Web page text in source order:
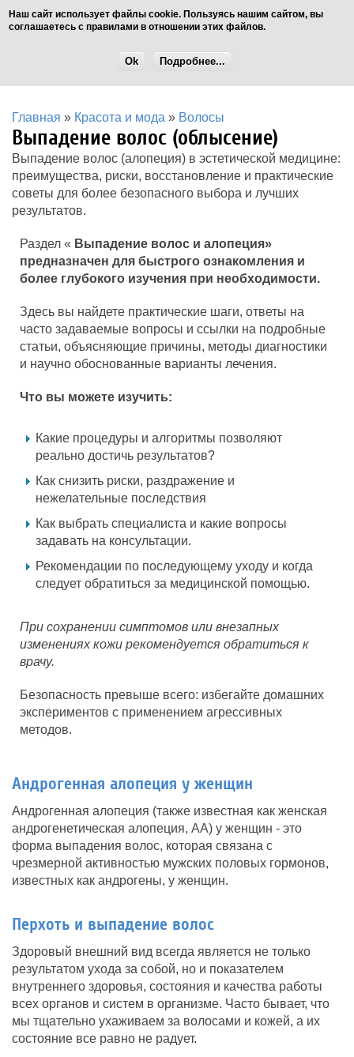
Наш сайт использует файлы cookie. Пользуясь нашим сайтом, вы
соглашаетесь с правилами в отношении этих файлов.
Ok Подробнее...
Главная » Красота и мода » Волосы
Выпадение волос (облысение)
Выпадение волос (алопеция) в эстетической медицине:
преимущества, риски, восстановление и практические
советы для более безопасного выбора и лучших
результатов.
Раздел « Выпадение волос и алопеция»
предназначен для быстрого ознакомления и
более глубокого изучения при необходимости.
Здесь вы найдете практические шаги, ответы на
часто задаваемые вопросы и ссылки на подробные
статьи, объясняющие причины, методы диагностики
и научно обоснованные варианты лечения.
Что вы можете изучить:
Какие процедуры и алгоритмы позволяют
реально достичь результатов?
Как снизить риски, раздражение и
нежелательные последствия
Как выбрать специалиста и какие вопросы
задавать на консультации.
Рекомендации по последующему уходу и когда
следует обратиться за медицинской помощью.
При сохранении симптомов или внезапных
изменениях кожи рекомендуется обратиться к
врачу.
Безопасность превыше всего: избегайте домашних
экспериментов с применением агрессивных
методов.
Андрогенная алопеция у женщин
Андрогенная алопеция (также известная как женская
андрогенетическая алопеция, АА) у женщин - это
форма выпадения волос, которая связана с
чрезмерной активностью мужских половых гормонов,
известных как андрогены, у женщин.
Перхоть и выпадение волос
Здоровый внешний вид всегда является не только
результатом ухода за собой, но и показателем
внутреннего здоровья, состояния и качества работы
всех органов и систем в организме. Часто бывает, что
мы тщательно ухаживаем за волосами и кожей, а их
состояние все равно не радует.